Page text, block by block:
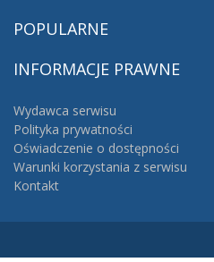
POPULARNE
INFORMACJE PRAWNE
Wydawca serwisu
Polityka prywatności
Oświadczenie o dostępności
Warunki korzystania z serwisu
Kontakt